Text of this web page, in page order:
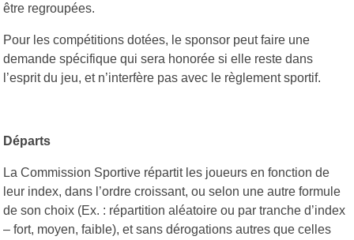
être regroupées.
Pour les compétitions dotées, le sponsor peut faire une
demande spécifique qui sera honorée si elle reste dans
l’esprit du jeu, et n’interfère pas avec le règlement sportif.
Départs
La Commission Sportive répartit les joueurs en fonction de
leur index, dans l’ordre croissant, ou selon une autre formule
de son choix (Ex. : répartition aléatoire ou par tranche d’index
– fort, moyen, faible), et sans dérogations autres que celles